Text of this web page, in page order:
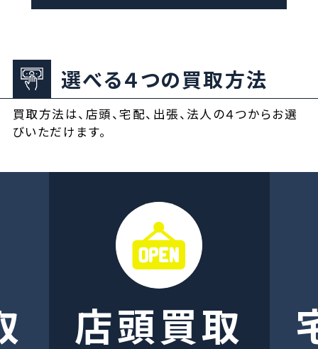
選べる４つの買取方法
買取方法は、店頭、宅配、出張、法人の４つからお選
びいただけます。
店頭買取